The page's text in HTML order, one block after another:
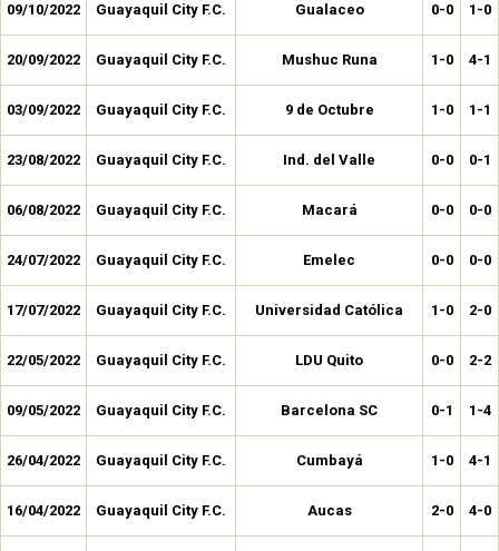
09/10/2022 Guayaquil City F.C. Gualaceo 0-0 1-0
20/09/2022 Guayaquil City F.C. Mushuc Runa 1-0 4-1
03/09/2022 Guayaquil City F.C. 9 de Octubre 1-0 1-1
23/08/2022 Guayaquil City F.C. Ind. del Valle 0-0 0-1
06/08/2022 Guayaquil City F.C. Macará 0-0 0-0
24/07/2022 Guayaquil City F.C. Emelec 0-0 0-0
17/07/2022 Guayaquil City F.C. Universidad Católica 1-0 2-0
22/05/2022 Guayaquil City F.C. LDU Quito 0-0 2-2
09/05/2022 Guayaquil City F.C. Barcelona SC 0-1 1-4
26/04/2022 Guayaquil City F.C. Cumbayá 1-0 4-1
16/04/2022 Guayaquil City F.C. Aucas 2-0 4-0